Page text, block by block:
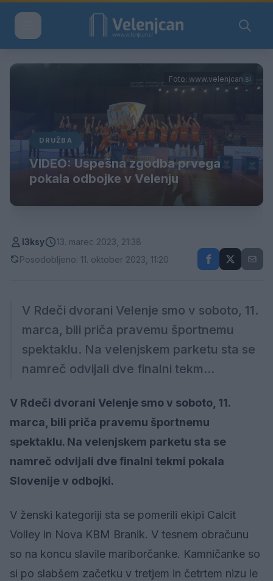
Foto: www.velenjcan.si
DRUŽBA
VIDEO: Uspešna zgodba prvega
pokala odbojke v Velenju
l3ksy
13. marec 2023, 21:38
Posodobljeno: 11. oktober 2023, 11:20
V Rdeči dvorani Velenje smo v soboto, 11.
marca, bili priča pravemu športnemu
spektaklu. Na velenjskem parketu sta se
namreč odvijali dve finalni tekm...
V Rdeči dvorani Velenje smo v soboto, 11.
marca, bili priča pravemu športnemu
spektaklu. Na velenjskem parketu sta se
namreč odvijali dve finalni tekmi pokala
Slovenije v odbojki.
V ženski kategoriji sta se pomerili ekipi Calcit
Volley in Nova KBM Branik. V tesnem obračunu
so na koncu slavile mariborčanke. Kamničanke so
si po slabšem začetku v tretjem in četrtem nizu le